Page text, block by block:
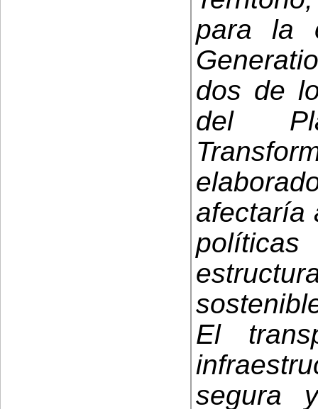
para la
dos de
del
afectaría
El
segura